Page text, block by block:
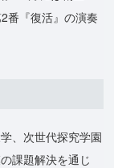
番『復活』の演奏
、次世代探究学園
課題解決を通じ